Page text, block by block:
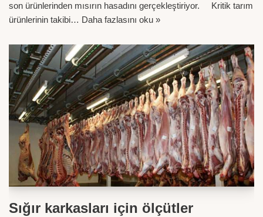
son ürünlerinden mısırın hasadını gerçekleştiriyor. Kritik tarım
ürünlerinin takibi… Daha fazlasını oku »
Sığır karkasları için ölçütler